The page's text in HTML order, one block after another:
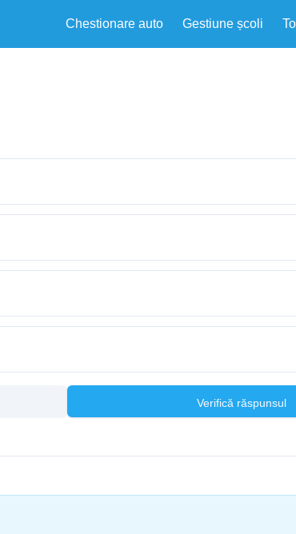
Chestionare auto Gestiune școli
Verifică răspunsul